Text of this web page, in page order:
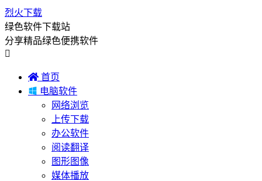
烈火下载
绿色软件下载站
分享精品绿色便携软件

 首页
 电脑软件
网络浏览
上传下载
办公软件
阅读翻译
图形图像
媒体播放